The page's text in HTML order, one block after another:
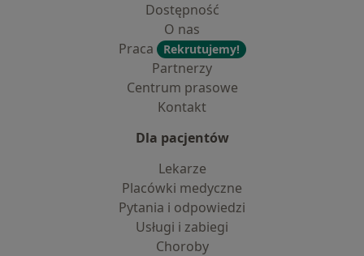
Dostępność
O nas
Praca
Rekrutujemy!
Partnerzy
Centrum prasowe
Kontakt
Dla pacjentów
Lekarze
Placówki medyczne
Pytania i odpowiedzi
Usługi i zabiegi
Choroby